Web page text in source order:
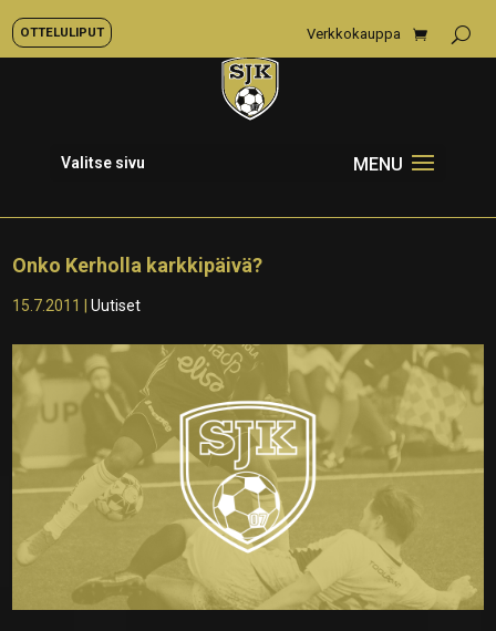
OTTELULIPUT Verkkokauppa
Valitse sivu
Onko Kerholla karkkipäivä?
15.7.2011 |Uutiset